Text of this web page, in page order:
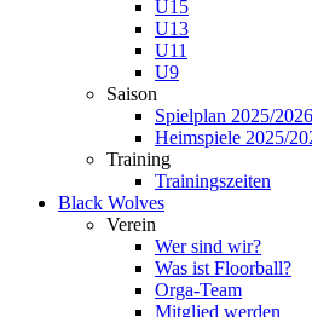
U15
U13
U11
U9
Saison
Spielplan 2025/2026
Heimspiele 2025/
Training
Trainingszeiten
Black Wolves
Verein
Wer sind wir?
Was ist Floorball?
Orga-Team
Mitglied werden